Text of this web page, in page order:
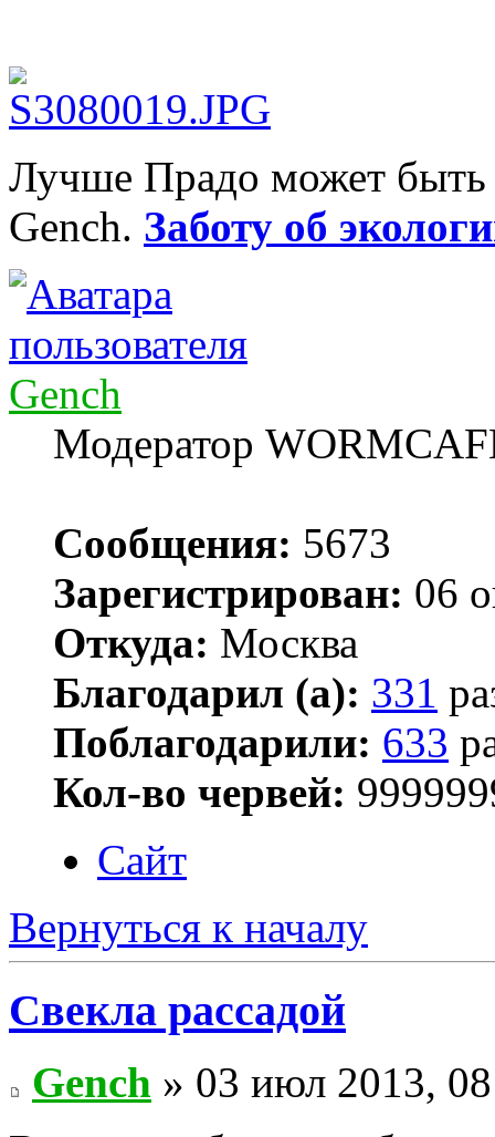
Лучше Прадо может
Gench. Заботу об
Gench
Модератор
Сообщения: 5673
Зарегистрирован: 06
Откуда: Москва
Благодарил (а): 331
Поблагодарили: 633
Кол-во червей:
Сайт
Вернуться к началу
Свекла рассадой
Gench » 03 июл 2013,